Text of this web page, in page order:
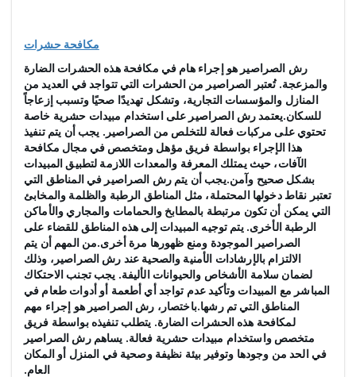
مكافحة حشرات
رش الصراصير هو إجراء هام في مكافحة هذه الحشرات الضارة
والمزعجة. تُعتبر الصراصير من الحشرات التي تتواجد في العديد من
المنازل والمؤسسات التجارية، وتشكل تهديدًا صحيًا وتسبب إزعاجاً
للسكان.يعتمد رش الصراصير على استخدام مبيدات حشرية خاصة
تحتوي على مركبات فعالة للتخلص من الصراصير. يجب أن يتم تنفيذ
هذا الإجراء بواسطة فريق مؤهل ومتخصص في مجال مكافحة
الآفات، حيث يمتلك المعرفة والمعدات اللازمة لتطبيق المبيدات
بشكل صحيح وآمن.يجب أن يتم رش الصراصير في المناطق التي
تعتبر نقاط دخولها المحتملة، مثل المناطق الرطبة والظلمة والمخابئ
التي يمكن أن تكون مرتبطة بالمطابخ والحمامات والمجاري والأماكن
الرطبة الأخرى. يتم توجيه المبيدات إلى هذه المناطق للقضاء على
الصراصير الموجودة ومنع ظهورها مرة أخرى.من المهم أن يتم
الالتزام بالإرشادات الأمنية والصحية عند رش الصراصير، وذلك
لضمان سلامة الأشخاص والحيوانات الأليفة. يجب تجنب الاحتكاك
المباشر مع المبيدات وتأكيد عدم تواجد أي أطعمة أو أدوات طعام في
المناطق التي تم رشها.باختصار، رش الصراصير هو إجراء مهم
لمكافحة هذه الحشرات الضارة. يتطلب تنفيذه بواسطة فريق
متخصص واستخدام مبيدات حشرية فعالة. يساهم رش الصراصير
في الحد من وجودها وتوفير بيئة نظيفة وصحية في المنزل أو المكان
العام.